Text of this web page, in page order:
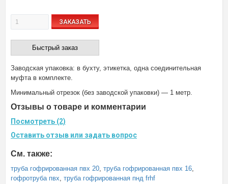
ЗАКАЗАТЬ
Быстрый заказ
Заводская упаковка: в бухту, этикетка, одна соединительная
муфта в комплекте.
Минимальный отрезок (без заводской упаковки) — 1 метр.
Отзывы о товаре и комментарии
Посмотреть (2)
Оставить отзыв или задать вопрос
См. также:
труба гофрированная пвх 20, труба гофрированная пвх 16,
гофротруба пвх, труба гофрированная пнд frhf